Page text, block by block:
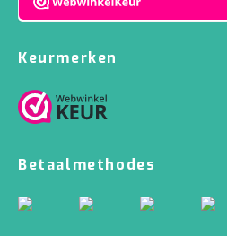
Keurmerken
Betaalmethodes